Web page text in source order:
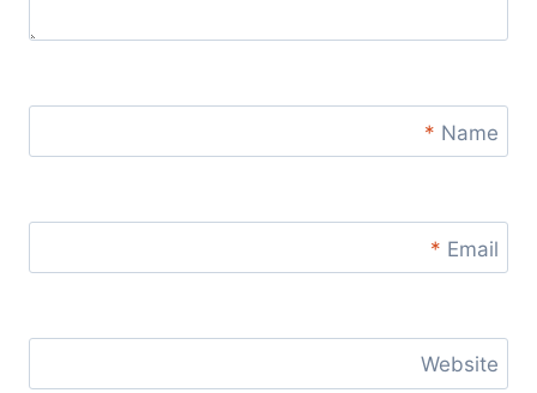
Name
*
Email
*
Website